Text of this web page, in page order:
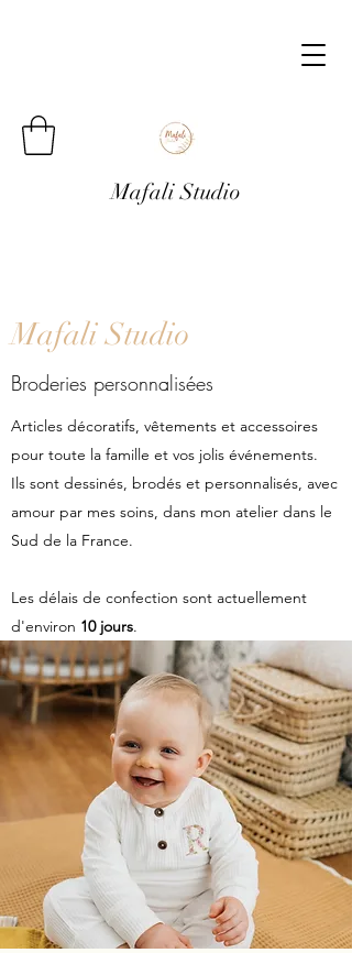
Mafali Studio
Mafali Studio
Broderies personnalisées
Articles décoratifs, vêtements et accessoires
pour toute la famille et vos jolis événements.
Ils sont dessinés, brodés et personnalisés, avec
amour par mes soins, dans mon atelier dans le
Sud de la France.
Les délais de confection sont actuellement
d'environ 10 jours.